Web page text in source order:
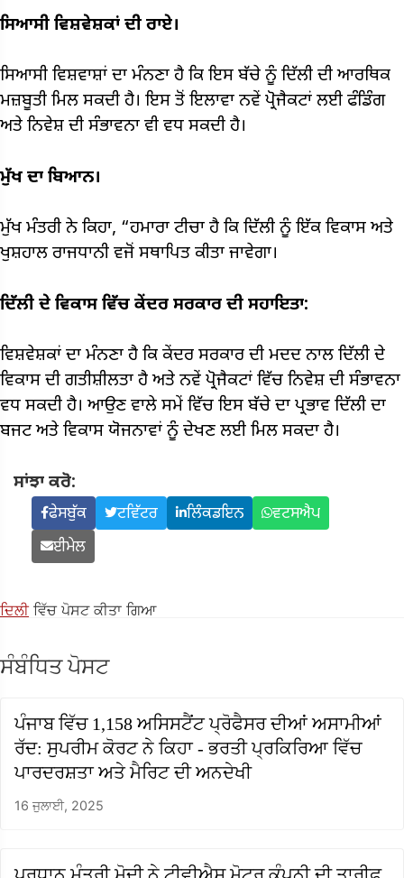
ਸਿਆਸੀ ਵਿਸ਼ਵੇਸ਼ਕਾਂ ਦੀ ਰਾਏ।
ਸਿਆਸੀ ਵਿਸ਼ਵਾਸ਼ਾਂ ਦਾ ਮੰਨਣਾ ਹੈ ਕਿ ਇਸ ਬੱਚੇ ਨੂੰ ਦਿੱਲੀ ਦੀ ਆਰਥਿਕ
ਮਜ਼ਬੂਤੀ ਮਿਲ ਸਕਦੀ ਹੈ। ਇਸ ਤੋਂ ਇਲਾਵਾ ਨਵੇਂ ਪ੍ਰੋਜੈਕਟਾਂ ਲਈ ਫੰਡਿੰਗ
ਅਤੇ ਨਿਵੇਸ਼ ਦੀ ਸੰਭਾਵਨਾ ਵੀ ਵਧ ਸਕਦੀ ਹੈ।
ਮੁੱਖ ਦਾ ਬਿਆਨ।
ਮੁੱਖ ਮੰਤਰੀ ਨੇ ਕਿਹਾ, “ਹਮਾਰਾ ਟੀਚਾ ਹੈ ਕਿ ਦਿੱਲੀ ਨੂੰ ਇੱਕ ਵਿਕਾਸ ਅਤੇ
ਖੁਸ਼ਹਾਲ ਰਾਜਧਾਨੀ ਵਜੋਂ ਸਥਾਪਿਤ ਕੀਤਾ ਜਾਵੇਗਾ।
ਦਿੱਲੀ ਦੇ ਵਿਕਾਸ ਵਿੱਚ ਕੇਂਦਰ ਸਰਕਾਰ ਦੀ ਸਹਾਇਤਾ:
ਵਿਸ਼ਵੇਸ਼ਕਾਂ ਦਾ ਮੰਨਣਾ ਹੈ ਕਿ ਕੇਂਦਰ ਸਰਕਾਰ ਦੀ ਮਦਦ ਨਾਲ ਦਿੱਲੀ ਦੇ
ਵਿਕਾਸ ਦੀ ਗਤੀਸ਼ੀਲਤਾ ਹੈ ਅਤੇ ਨਵੇਂ ਪ੍ਰੋਜੈਕਟਾਂ ਵਿੱਚ ਨਿਵੇਸ਼ ਦੀ ਸੰਭਾਵਨਾ
ਵਧ ਸਕਦੀ ਹੈ। ਆਉਣ ਵਾਲੇ ਸਮੇਂ ਵਿੱਚ ਇਸ ਬੱਚੇ ਦਾ ਪ੍ਰਭਾਵ ਦਿੱਲੀ ਦਾ
ਬਜਟ ਅਤੇ ਵਿਕਾਸ ਯੋਜਨਾਵਾਂ ਨੂੰ ਦੇਖਣ ਲਈ ਮਿਲ ਸਕਦਾ ਹੈ।
ਸਾਂਝਾ ਕਰੋ:
ਫੇਸਬੁੱਕ ਟਵਿੱਟਰ ਲਿੰਕਡਇਨ
ਵਟਸਐਪ
ਈਮੇਲ
ਦਿਲੀਵਿੱਚ ਪੋਸਟ ਕੀਤਾ ਗਿਆ
ਸੰਬੰਧਿਤ ਪੋਸਟ
ਪੰਜਾਬ ਵਿੱਚ 1,158 ਅਸਿਸਟੈਂਟ ਪ੍ਰੋਫੈਸਰ ਦੀਆਂ ਅਸਾਮੀਆਂ
ਰੱਦ: ਸੁਪਰੀਮ ਕੋਰਟ ਨੇ ਕਿਹਾ - ਭਰਤੀ ਪ੍ਰਕਿਰਿਆ ਵਿੱਚ
ਪਾਰਦਰਸ਼ਤਾ ਅਤੇ ਮੈਰਿਟ ਦੀ ਅਨਦੇਖੀ
16 ਜੁਲਾਈ, 2025